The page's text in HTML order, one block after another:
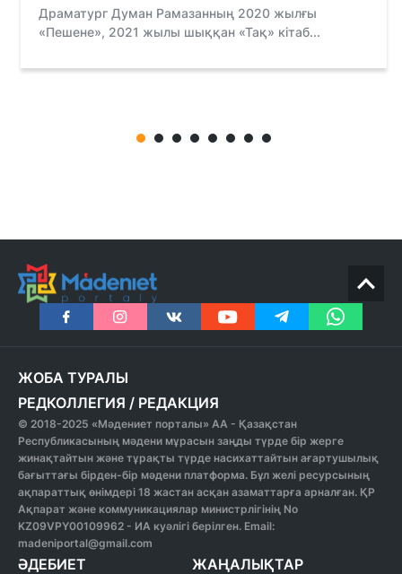
Драматург Думан Рамазанның 2020 жылғы
«Пешене», 2021 жылы шыққан «Тақ» кітаб...
ЖОБА ТУРАЛЫ
РЕДКОЛЛЕГИЯ / РЕДАКЦИЯ
© 2018-2025 «Мәдениет порталы» АА - Қазақстан
Республикасының мәдени мұрасын заңды түрде бір жерге
жинақтайтын және тұрақты түрде насихаттайтын ағартушылық
бағыттағы бірден-бір мәдени платформа. Бұл желі ресурсының
ақпараттық өнімдері 18 жастан асқан азаматтарға арналған. ҚР
Ақпарат және коммуникациялар министрлігінің No
KZ09VPY00109962 - ИА куәлігі берілген. Email:
madeniportal@gmail.com
ӘДЕБИЕТ ЖАҢАЛЫҚТАР